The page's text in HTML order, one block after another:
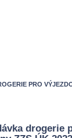
PRO
drogerie